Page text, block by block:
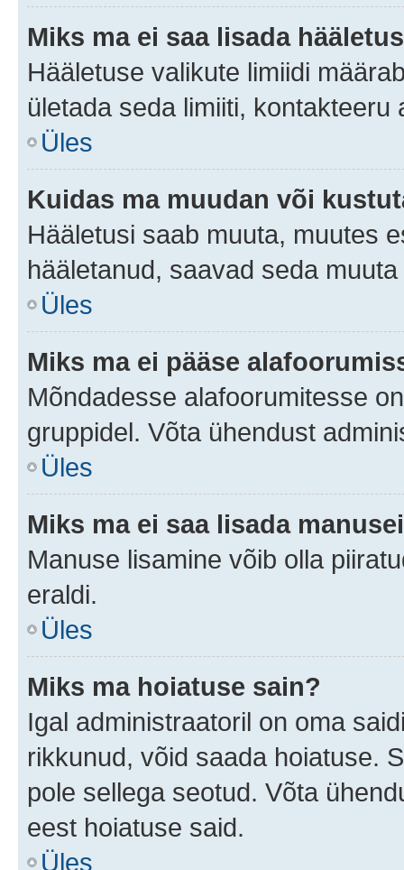
Miks ma ei saa lisada
Hääletuse valikute limiidi
ületada seda limiiti, kontakteeru
Üles
Kuidas ma muudan või
Hääletusi saab muuta, muutes
hääletanud, saavad seda
Üles
Miks ma ei pääse
Mõndadesse alafoorumitesse
gruppidel. Võta ühendust
Üles
Miks ma ei saa lisada
Manuse lisamine võib olla
eraldi.
Üles
Miks ma hoiatuse sain?
Igal administraatoril on oma
rikkunud, võid saada hoiatuse.
pole sellega seotud. Võta
eest hoiatuse said.
Üles